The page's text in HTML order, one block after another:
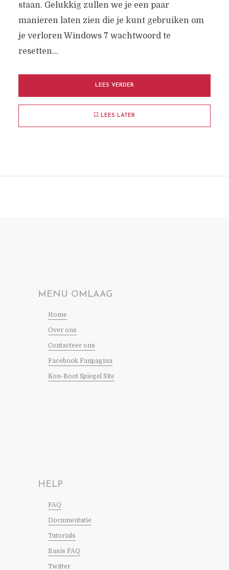
staan. Gelukkig zullen we je een paar
manieren laten zien die je kunt gebruiken om
je verloren Windows 7 wachtwoord te
resetten...
LEES VERDER
LEES LATER
MENU OMLAAG
Home
Over ons
Contacteer ons
Facebook Fanpagina
Kon-Boot Spiegel Site
HELP
FAQ
Documentatie
Tutorials
Basis FAQ
Twitter